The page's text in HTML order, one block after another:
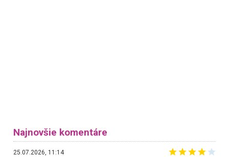
Najnovšie komentáre
25.07.2026, 11:14